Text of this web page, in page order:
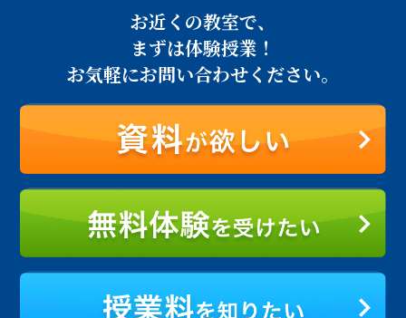
お近くの教室で、
まずは体験授業！
お気軽にお問い合わせください。